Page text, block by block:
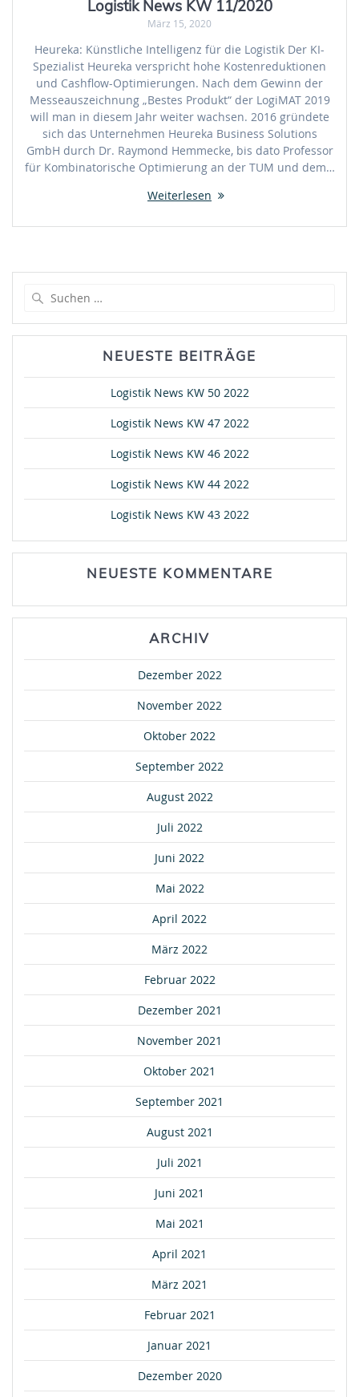
Logistik News KW 11/2020
März 15, 2020
Heureka: Künstliche Intelligenz für die Logistik Der KI-
Spezialist Heureka verspricht hohe Kostenreduktionen
und Cashflow-Optimierungen. Nach dem Gewinn der
Messeauszeichnung „Bestes Produkt“ der LogiMAT 2019
will man in diesem Jahr weiter wachsen. 2016 gründete
sich das Unternehmen Heureka Business Solutions
GmbH durch Dr. Raymond Hemmecke, bis dato Professor
für Kombinatorische Optimierung an der TUM und dem…
Weiterlesen
NEUESTE BEITRÄGE
Logistik News KW 50 2022
Logistik News KW 47 2022
Logistik News KW 46 2022
Logistik News KW 44 2022
Logistik News KW 43 2022
NEUESTE KOMMENTARE
ARCHIV
Dezember 2022
November 2022
Oktober 2022
September 2022
August 2022
Juli 2022
Juni 2022
Mai 2022
April 2022
März 2022
Februar 2022
Dezember 2021
November 2021
Oktober 2021
September 2021
August 2021
Juli 2021
Juni 2021
Mai 2021
April 2021
März 2021
Februar 2021
Januar 2021
Dezember 2020